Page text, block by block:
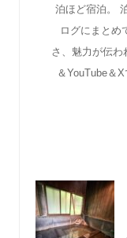
泊ほど宿泊。
ログにまとめ
さ、魅力が伝わ
＆YouTube＆